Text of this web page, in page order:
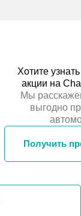
Хотите
акции на
Мы
выгодно
Получить